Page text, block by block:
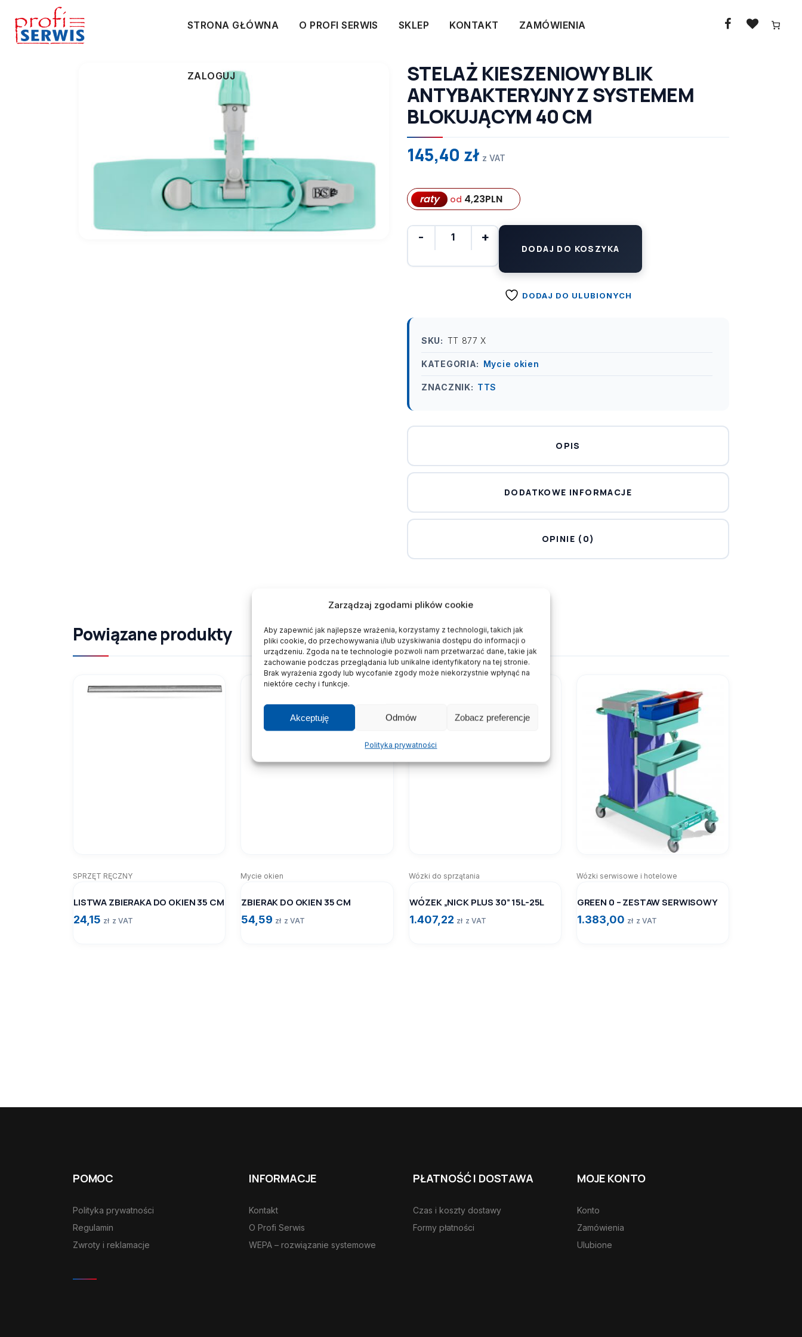
Zarządzaj zgodami plików cookie
Aby zapewnić jak najlepsze wrażenia, korzystamy z technologii, takich jak
pliki cookie, do przechowywania i/lub uzyskiwania dostępu do informacji o
urządzeniu. Zgoda na te technologie pozwoli nam przetwarzać dane, takie jak
zachowanie podczas przeglądania lub unikalne identyfikatory na tej stronie.
Brak wyrażenia zgody lub wycofanie zgody może niekorzystnie wpłynąć na
niektóre cechy i funkcje.
Akceptuję Odmów Zobacz preferencje
Polityka prywatności
STRONA GŁÓWNA O PROFI SERWIS SKLEP KONTAKT ZAMÓWIENIA
ZALOGUJ
STELAŻ KIESZENIOWY BLIK
ANTYBAKTERYJNY Z SYSTEMEM
BLOKUJĄCYM 40 CM
145,40 zł z VAT
raty od 4,23PLN
DODAJ DO KOSZYKA
DODAJ DO ULUBIONYCH
SKU: TT 877 X
KATEGORIA: Mycie okien
ZNACZNIK: TTS
OPIS
DODATKOWE INFORMACJE
OPINIE (0)
Powiązane produkty
SPRZĘT RĘCZNY
LISTWA ZBIERAKA DO OKIEN 35 CM
24,15 zł z VAT
Mycie okien
ZBIERAK DO OKIEN 35 CM
54,59 zł z VAT
Wózki do sprzątania
WÓZEK „NICK PLUS 30” 15L-25L
1.407,22 zł z VAT
Wózki serwisowe i hotelowe
GREEN 0 – ZESTAW SERWISOWY
1.383,00 zł z VAT
POMOC
Polityka prywatności
Regulamin
Zwroty i reklamacje
INFORMACJE
Kontakt
O Profi Serwis
WEPA – rozwiązanie systemowe
PŁATNOŚĆ I DOSTAWA
Czas i koszty dostawy
Formy płatności
MOJE KONTO
Konto
Zamówienia
Ulubione